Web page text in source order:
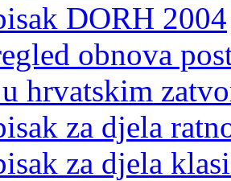
DORH 2004
obnova
hrvatskim
za djela
za djela